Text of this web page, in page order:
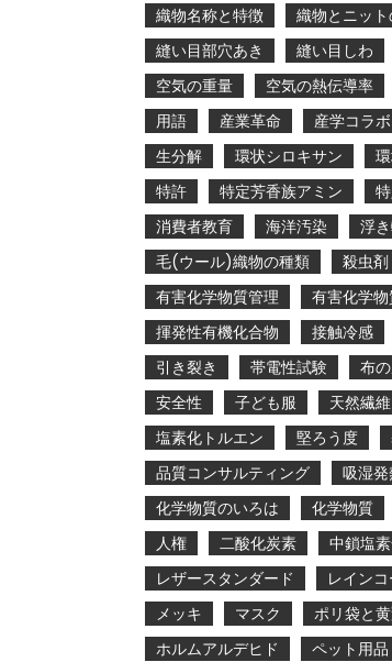
織物名称と特徴
織物とニッ
縫い目部穴あき
縫い目しわ
空気の重量
空気の熱伝導率
用語
産業革命 産学コラボ
生分解
環状シロキサン
特許
特定芳香族アミン
消費者教育
海洋汚染 浮
毛(ウール)織物の種類
殺虫剤
有害化学物質管理
有害化学
揮発性有機化合物
接触冷感
引き裂き
帯電性試験 布
安全性
子ども服 天然繊維
塩素化トルエン
堅ろう度
品質コンサルティング
吸湿
化学物質のいろは
化学物質
人権
二酸化炭素 中鎖塩
レザースタンダード
レインコ
メッキ
マスク ポリ袋と
ホルムアルデヒド
ペット用品